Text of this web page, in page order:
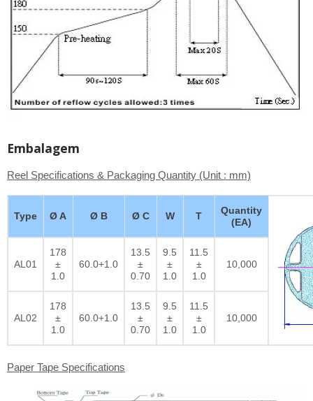
Embalagem
Reel Specifications & Packaging Quantity (Unit : mm)
Type Ø A Ø B Ø C W T
Quantity
(EA)
AL01
178
±
1.0
60.0+1.0
13.5
±
0.70
9.5
±
1.0
11.5
±
1.0
10,000
AL02
178
±
1.0
60.0+1.0
13.5
±
0.70
9.5
±
1.0
11.5
±
1.0
10,000
Paper Tape Specifications